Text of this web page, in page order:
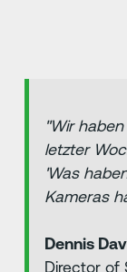
"Wir
letzter
'Was
Kameras
Dennis
Director of